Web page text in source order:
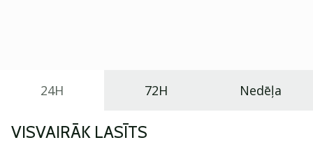
24H 72H Nedēļa
VISVAIRĀK LASĪTS